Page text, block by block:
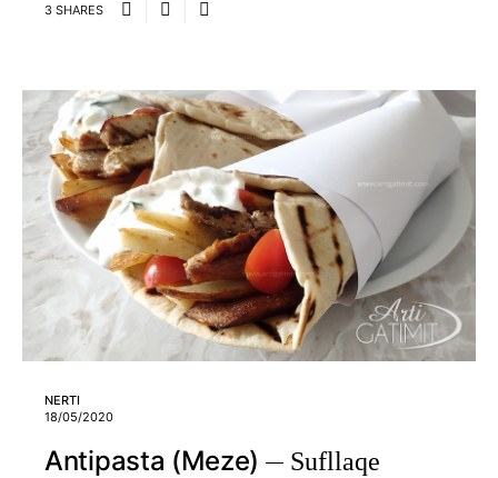
3 SHARES
NERTI
18/05/2020
Antipasta (Meze)
Sufllaqe